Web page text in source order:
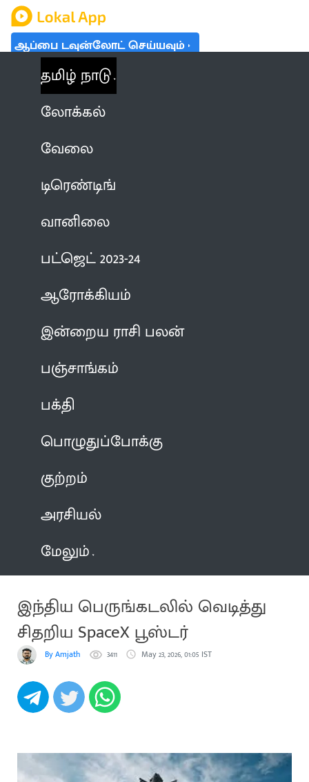
ஆப்பை டவுன்லோட் செய்யவும்
தமிழ் நாடு
லோக்கல்
வேலை
டிரெண்டிங்
வானிலை
பட்ஜெட் 2023-24
ஆரோக்கியம்
இன்றைய ராசி பலன்
பஞ்சாங்கம்
பக்தி
பொழுதுப்போக்கு
குற்றம்
அரசியல்
மேலும்
இந்திய பெருங்கடலில் வெடித்து
சிதறிய SpaceX பூஸ்டர்
By Amjath 3411 May 23, 2026, 01:05 IST